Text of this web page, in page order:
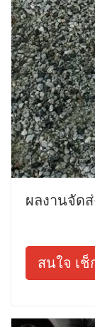
ผลงานจัด
สนใจ เ